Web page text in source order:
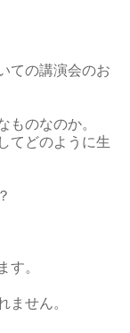
ての講演会のお
ものなのか。
てどのように生
す。
ません。